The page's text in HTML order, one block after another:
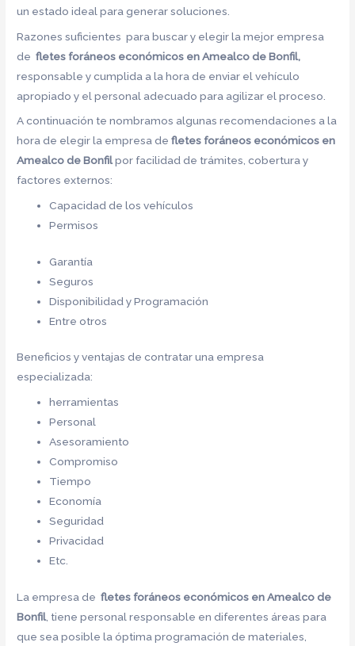
un estado ideal para generar soluciones.
Razones suficientes para buscar y elegir la mejor empresa
defletes foráneos económicos en Amealco de Bonfil,
responsable y cumplida a la hora de enviar el vehículo
apropiado y el personal adecuado para agilizar el proceso.
A continuación te nombramos algunas recomendaciones a la
hora de elegir la empresa defletes foráneos económicos en
Amealco de Bonfilpor facilidad de trámites, cobertura y
factores externos:
Capacidad de los vehículos
Permisos
Garantía
Seguros
Disponibilidad y Programación
Entre otros
Beneficios y ventajas de contratar una empresa
especializada:
herramientas
Personal
Asesoramiento
Compromiso
Tiempo
Economía
Seguridad
Privacidad
Etc.
La empresa defletes foráneos económicos en Amealco de
Bonfil , tiene personal responsable en diferentes áreas para
que sea posible la óptima programación de materiales,